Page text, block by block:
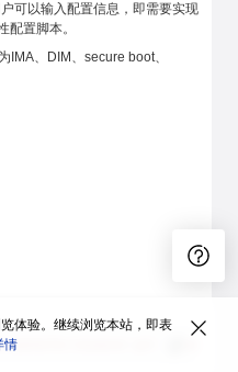
可以输入配置信息，即需要实现
配置脚本。
IMA、DIM、secure boot、
secpaver.git
体验。继续浏览本站，即表
情